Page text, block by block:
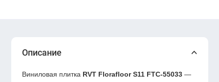
Описание
Виниловая плитка RVT Florafloor S11 FTC-55033 —